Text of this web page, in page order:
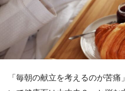
「毎朝の献立を考えるのが苦